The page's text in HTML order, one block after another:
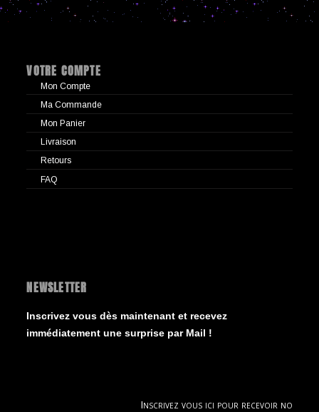
VOTRE COMPTE
Mon Compte
Ma Commande
Mon Panier
Livraison
Retours
FAQ
NEWSLETTER
Inscrivez vous dès maintenant et recevez
immédiatement une surprise par Mail !
Inscrivez vous ici pour recevoir nos